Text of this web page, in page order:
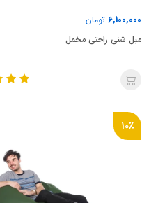
6,100,000 تومان
مبل شنی راحتی مخمل
10٪